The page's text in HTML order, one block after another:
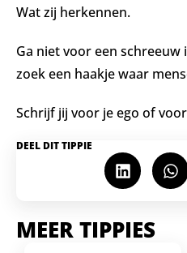
Wat zij herkennen.
Ga niet voor een schreeuw
zoek een haakje waar
Schrijf jij voor je ego of
DEEL DIT TIPPIE
MEER TIPPIES